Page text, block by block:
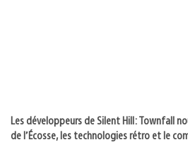
Les développeurs de Silent Hill: Townfall
de l’Écosse, les technologies rétro et le